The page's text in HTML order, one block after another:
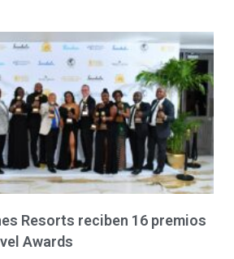
Resorts reciben 16 premios
Awards